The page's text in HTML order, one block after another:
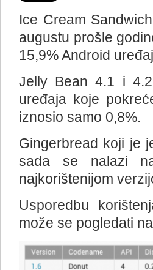
Ice Cream
augustu prošle
15,9% Android
Jelly Bean 4.1 i
uređaja koje
iznosio samo 0,8%.
Gingerbread koji je
sada se nalazi
najkorištenijom
Usporedbu
može se pogledati